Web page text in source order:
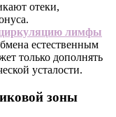
отеки,
лимфы
естественным
только дополнять
усталости.
зоны